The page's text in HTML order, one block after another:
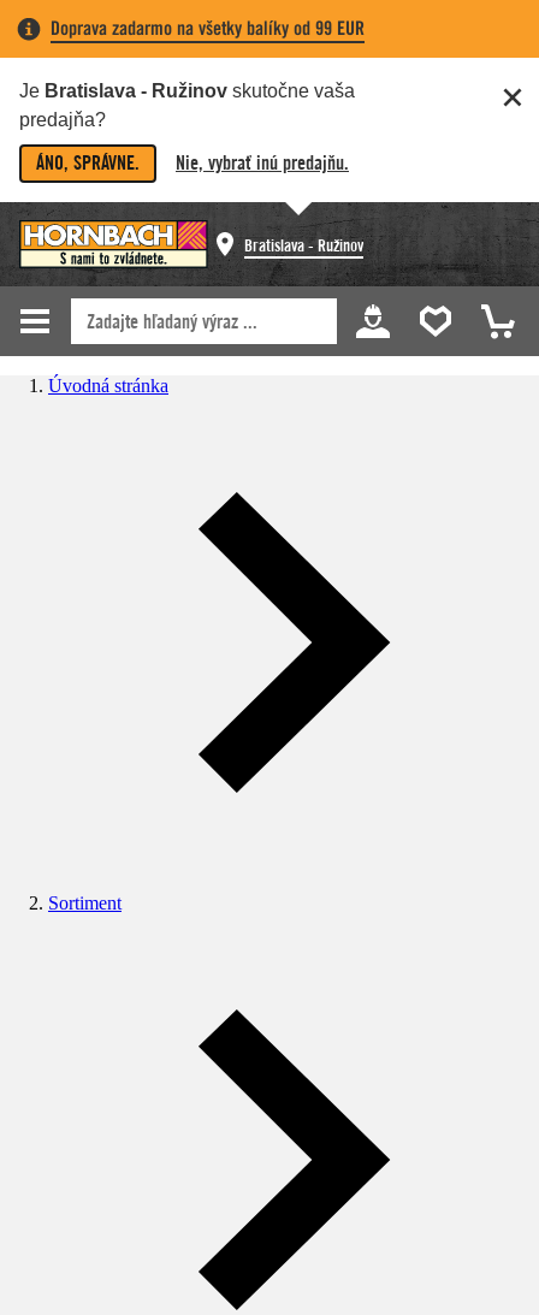
Doprava zadarmo na všetky balíky od 99 EUR
Je Bratislava - Ružinov skutočne vaša
predajňa?
ÁNO, SPRÁVNE. Nie, vybrať inú predajňu.
Bratislava - Ružinov
Úvodná stránka
Sortiment